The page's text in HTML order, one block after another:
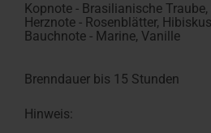
Kopnote - Brasilianische
Herznote - Rosenblätter, Hibiskus
Bauchnote - Marine, Vanille
Brenndauer bis 15 Stunden
Hinweis: